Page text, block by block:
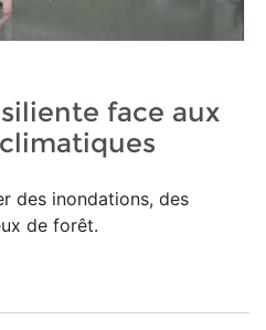
face aux
des inondations, des
de forêt.